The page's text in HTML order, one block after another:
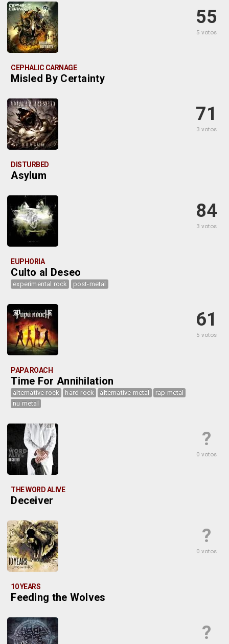
55
5 votos
CEPHALIC CARNAGE
Misled By Certainty
71
3 votos
DISTURBED
Asylum
84
3 votos
EUPHORIA
Culto al Deseo
experimental rock post-metal
61
5 votos
PAPA ROACH
Time For Annihilation
alternative rock hard rock alternative metal
rap metal
nu metal
?
0 votos
THE WORD ALIVE
Deceiver
?
0 votos
10 YEARS
Feeding the Wolves
?